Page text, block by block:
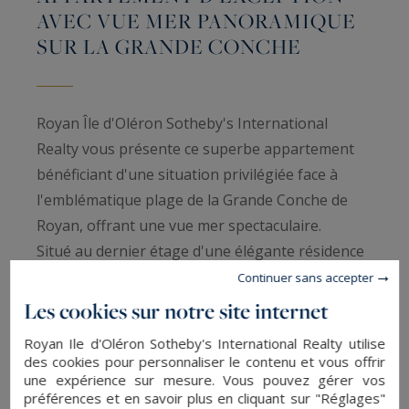
AVEC VUE MER PANORAMIQUE
SUR LA GRANDE CONCHE
Royan Île d'Oléron Sotheby's International
Realty vous présente ce superbe appartement
bénéficiant d'une situation privilégiée face à
l'emblématique plage de la Grande Conche de
Royan, offrant une vue mer spectaculaire.
Situé au dernier étage d'une élégante résidence
Belle Époque composée de seulement trois
appartements, ce bien d'environ 89 m² profite
chaque instant dans le quotidien.
Dès l'entrée, le regard est irrésistiblement attiré
par la mer.
Les cookies sur notre site internet
Royan Ile d'Oléron Sotheby's International Realty utilise
des cookies pour personnaliser le contenu et vous offrir
une expérience sur mesure. Vous pouvez gérer vos
préférences et en savoir plus en cliquant sur "Réglages"
Continuer sans accepter